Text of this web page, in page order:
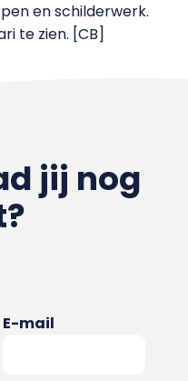
en schilderwerk.
te zien. [CB]
jij nog
E-mail